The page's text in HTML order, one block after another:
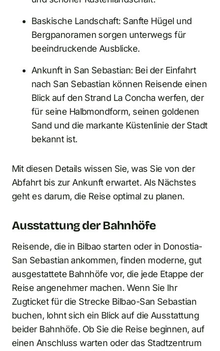
Baskische Landschaft: Sanfte Hügel und
Bergpanoramen sorgen unterwegs für
beeindruckende Ausblicke.
Ankunft in San Sebastian: Bei der Einfahrt
nach San Sebastian können Reisende einen
Blick auf den Strand La Concha werfen, der
für seine Halbmondform, seinen goldenen
Sand und die markante Küstenlinie der Stadt
bekannt ist.
Mit diesen Details wissen Sie, was Sie von der
Abfahrt bis zur Ankunft erwartet. Als Nächstes
geht es darum, die Reise optimal zu planen.
Ausstattung der Bahnhöfe
Reisende, die in Bilbao starten oder in Donostia-
San Sebastian ankommen, finden moderne, gut
ausgestattete Bahnhöfe vor, die jede Etappe der
Reise angenehmer machen. Wenn Sie Ihr
Zugticket für die Strecke Bilbao-San Sebastian
buchen, lohnt sich ein Blick auf die Ausstattung
beider Bahnhöfe. Ob Sie die Reise beginnen, auf
einen Anschluss warten oder das Stadtzentrum